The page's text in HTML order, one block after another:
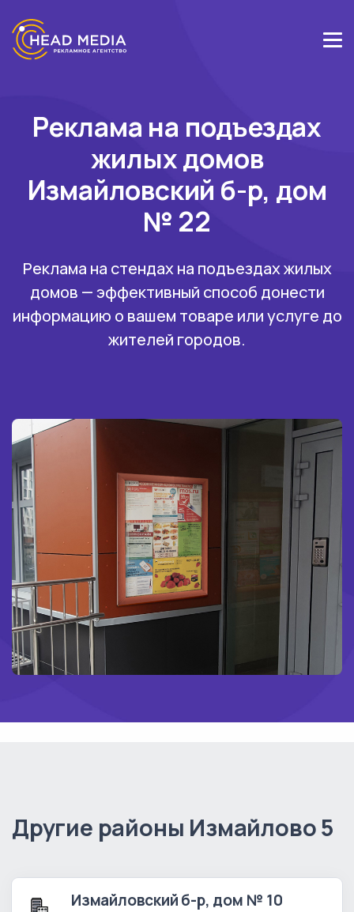
Реклама на подъездах
жилых домов
Измайловский б-р, дом
№ 22
Реклама на стендах на подъездах жилых
домов — эффективный способ донести
информацию о вашем товаре или услуге до
жителей городов.
Другие районы Измайлово 5
Измайловский б-р, дом № 10